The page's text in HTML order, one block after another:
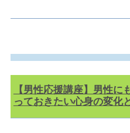
【男性応援講座】男性
っておきたい心身の変化